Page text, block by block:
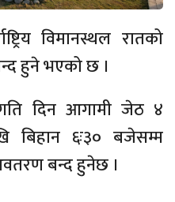
विमानस्थल रातको
हुने भएको छ ।
गति दिन आगामी जेठ ४
बिहान ६ः३० बजेसम्म
बन्द हुनेछ ।